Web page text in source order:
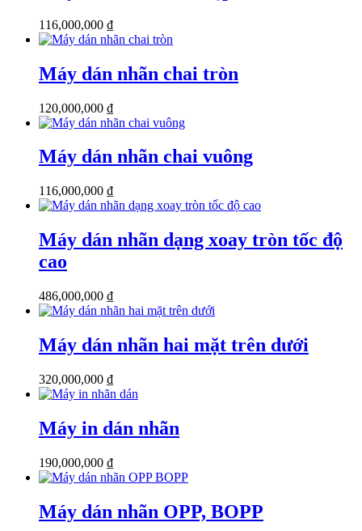
116,000,000 ₫
Máy dán nhãn chai tròn
120,000,000 ₫
Máy dán nhãn chai vuông
116,000,000 ₫
Máy dán nhãn dạng xoay tròn tốc độ
cao
486,000,000 ₫
Máy dán nhãn hai mặt trên dưới
320,000,000 ₫
Máy in dán nhãn
190,000,000 ₫
Máy dán nhãn OPP, BOPP